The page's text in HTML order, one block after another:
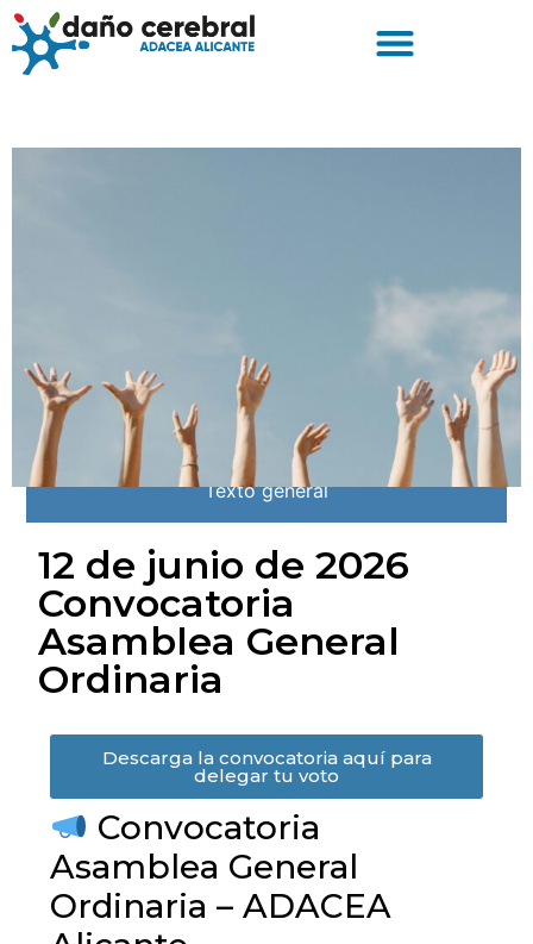
Texto general
12 de junio de 2026
Convocatoria
Asamblea General
Ordinaria
Descarga la convocatoria aquí para
delegar tu voto
Convocatoria
Asamblea General
Ordinaria – ADACEA